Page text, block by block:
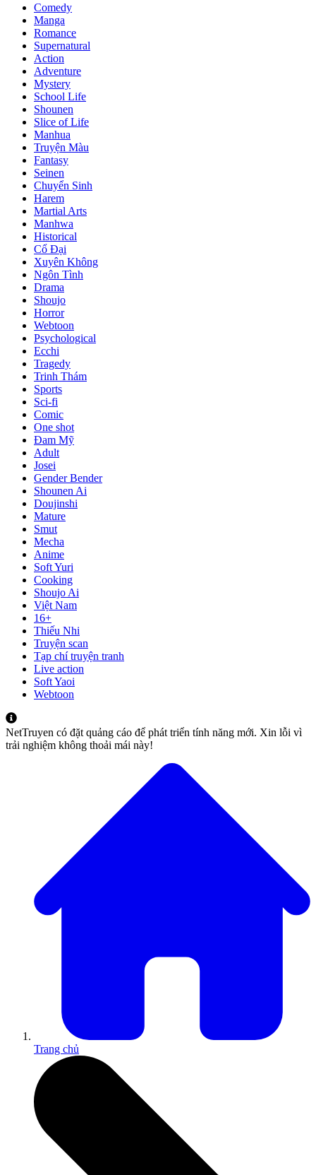
Comedy
Manga
Romance
Supernatural
Action
Adventure
Mystery
School Life
Shounen
Slice of Life
Manhua
Truyện Màu
Fantasy
Seinen
Chuyển Sinh
Harem
Martial Arts
Manhwa
Historical
Cổ Đại
Xuyên Không
Ngôn Tình
Drama
Shoujo
Horror
Webtoon
Psychological
Ecchi
Tragedy
Trinh Thám
Sports
Sci-fi
Comic
One shot
Đam Mỹ
Adult
Josei
Gender Bender
Shounen Ai
Doujinshi
Mature
Smut
Mecha
Anime
Soft Yuri
Cooking
Shoujo Ai
Việt Nam
16+
Thiếu Nhi
Truyện scan
Tạp chí truyện tranh
Live action
Soft Yaoi
Webtoon
NetTruyen có đặt quảng cáo để phát triển tính năng mới. Xin lỗi vì
trải nghiệm không thoải mái này!
Trang chủ